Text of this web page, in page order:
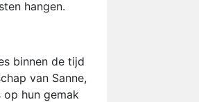
hangen.
binnen de tijd
van Sanne,
hun gemak